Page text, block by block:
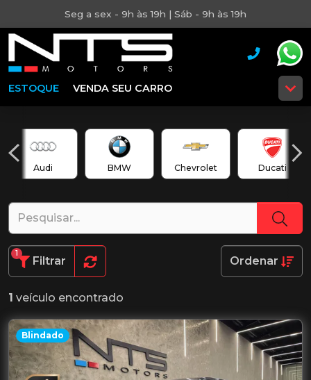
Seg a sex - 9h às 19h | Sáb - 9h às 19h
ESTOQUE VENDA SEU CARRO
Audi BMW Chevrolet Ducati
Filtrar
1
Ordenar
1 veículo encontrado
Blindado